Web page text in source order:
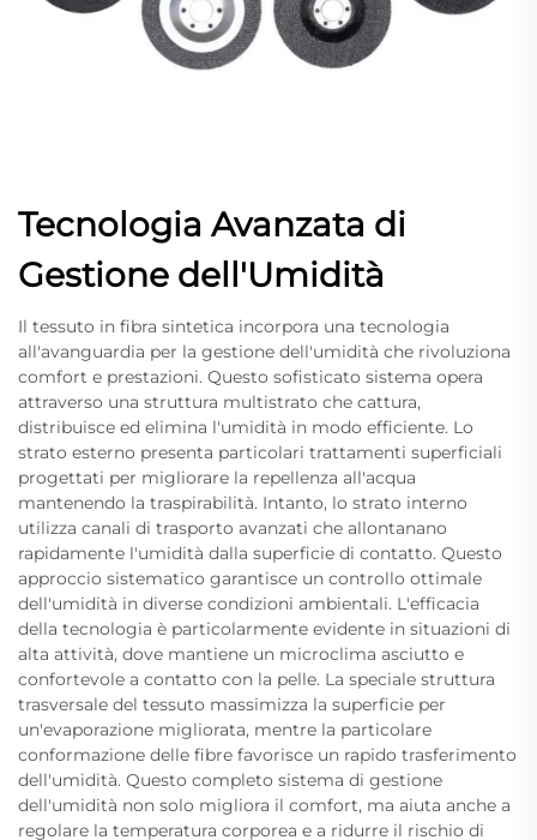
Tecnologia Avanzata di
Gestione dell'Umidità
Il tessuto in fibra sintetica incorpora una tecnologia
all'avanguardia per la gestione dell'umidità che rivoluziona
comfort e prestazioni. Questo sofisticato sistema opera
attraverso una struttura multistrato che cattura,
distribuisce ed elimina l'umidità in modo efficiente. Lo
strato esterno presenta particolari trattamenti superficiali
progettati per migliorare la repellenza all'acqua
mantenendo la traspirabilità. Intanto, lo strato interno
utilizza canali di trasporto avanzati che allontanano
rapidamente l'umidità dalla superficie di contatto. Questo
approccio sistematico garantisce un controllo ottimale
dell'umidità in diverse condizioni ambientali. L'efficacia
della tecnologia è particolarmente evidente in situazioni di
alta attività, dove mantiene un microclima asciutto e
confortevole a contatto con la pelle. La speciale struttura
trasversale del tessuto massimizza la superficie per
un'evaporazione migliorata, mentre la particolare
conformazione delle fibre favorisce un rapido trasferimento
dell'umidità. Questo completo sistema di gestione
dell'umidità non solo migliora il comfort, ma aiuta anche a
regolare la temperatura corporea e a ridurre il rischio di